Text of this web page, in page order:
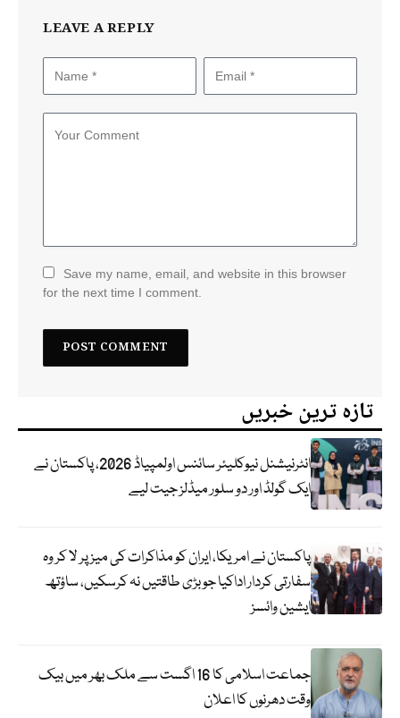
LEAVE A REPLY
Save my name, email, and website in this browser
for the next time I comment.
تازہ ترین خبریں
انٹرنیشنل نیوکلیئر سائنس اولمپیاڈ 2026، پاکستان نے
ایک گولڈ اور دو سلور میڈلز جیت لیے
پاکستان نے امریکا، ایران کو مذاکرات کی میز پر لا کر وہ
سفارتی کردار اداکیا جو بڑی طاقتیں نہ کرسکیں، ساؤتھ
ایشین وائسز
جماعت اسلامی کا 16 اگست سے ملک بھر میں بیک
وقت دھرنوں کا اعلان